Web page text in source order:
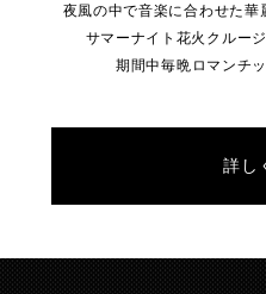
夜風の中で音楽に合わせた華
サマーナイト花火クルー
期間中毎晩ロマンチ
詳し